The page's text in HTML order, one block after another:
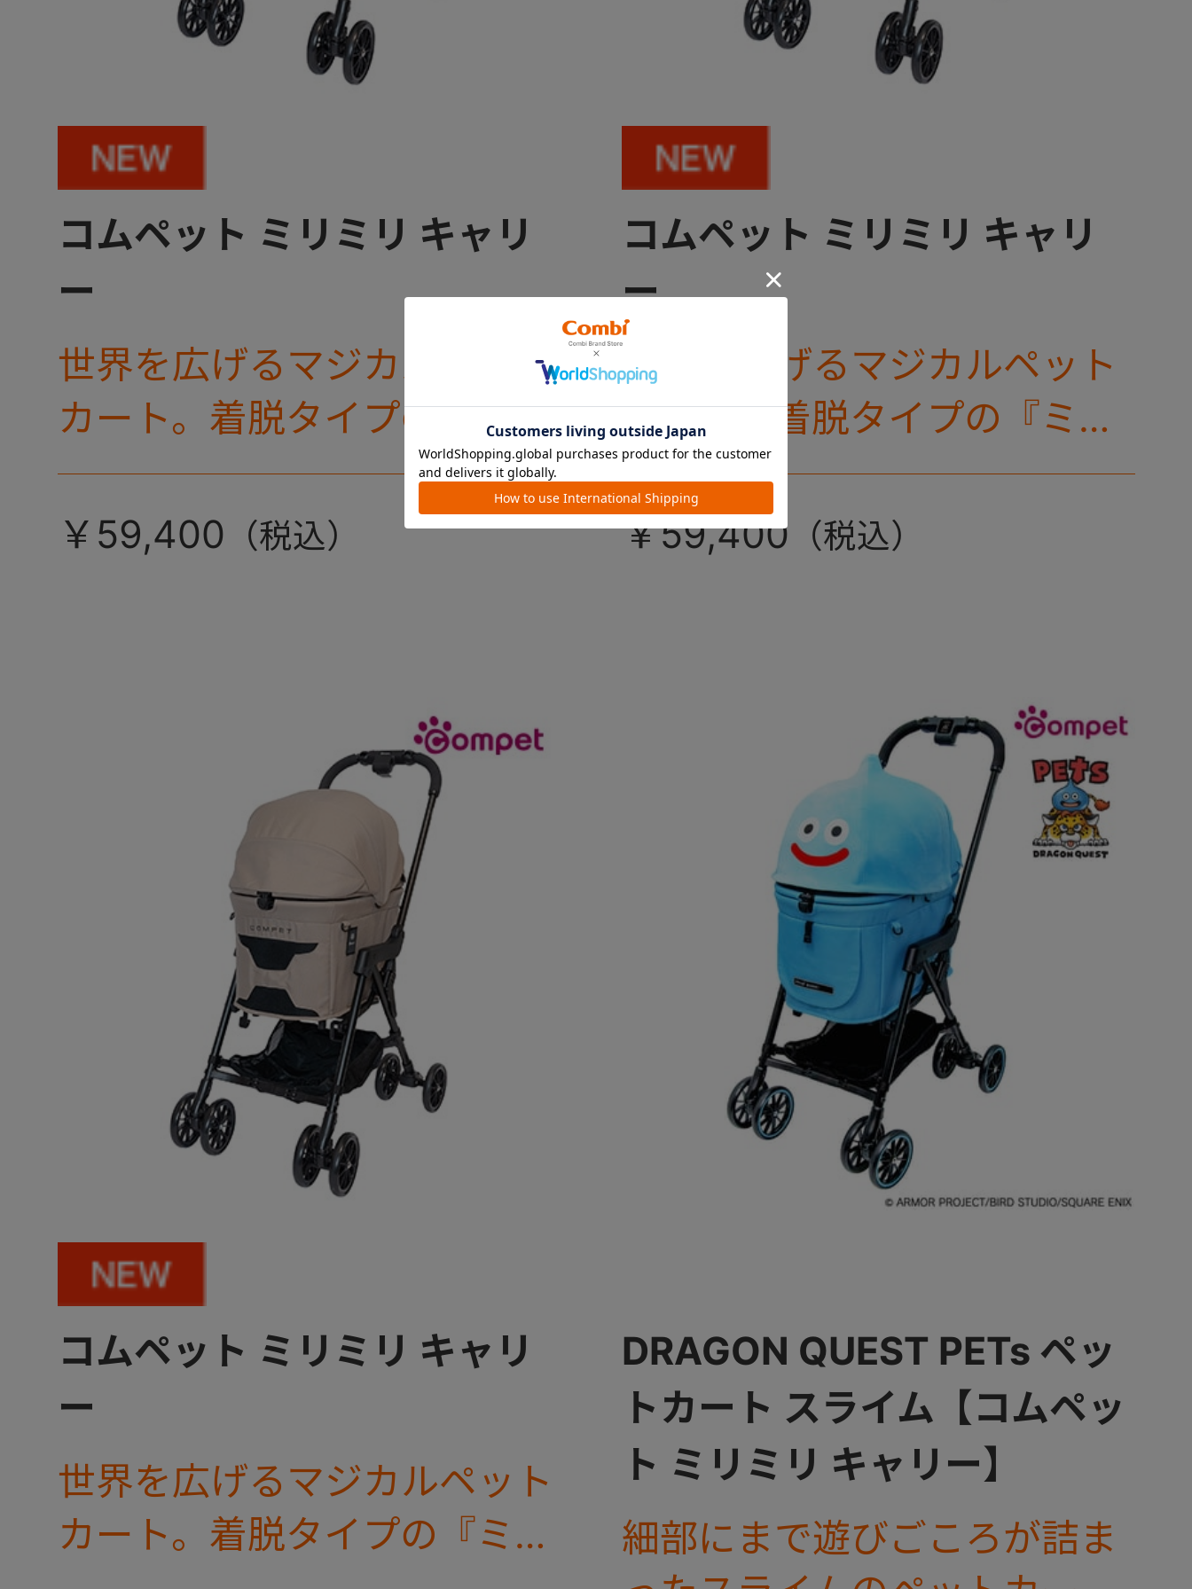
コムペット ミリミリ キャリ
ー
世界を広げるマジカルペット
カート。着脱タイプの『ミリ
ミリ キャリー』 からアース
カラーが登場！
￥59,400
コムペット ミリミリ キャリ
ー
世界を広げるマジカルペット
カート。着脱タイプの『ミリ
ミリ キャリー』 からアース
カラーが登場！
￥59,400
コムペット ミリミリ キャリ
ー
世界を広げるマジカルペット
カート。着脱タイプの『ミリ
DRAGON QUEST PETs ペッ
トカート スライム【コムペッ
ト ミリミリ キャリー】
細部にまで遊びごころが詰ま